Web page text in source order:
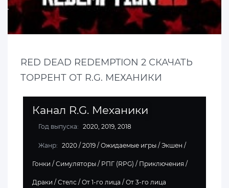
RED DEAD REDEMPTION 2 СКАЧАТЬ
ТОРРЕНТ ОТ R.G. МЕХАНИКИ
Канал R.G. Механики
Год выпуска: 2020, 2019, 2018
Жанр: 2020 /2019 /Ожидаемые игры /Экшен /
Гонки /Симуляторы / РПГ (RPG) / Приключения /
Драки /Стелс /От 1-го лица /От 3-го лица